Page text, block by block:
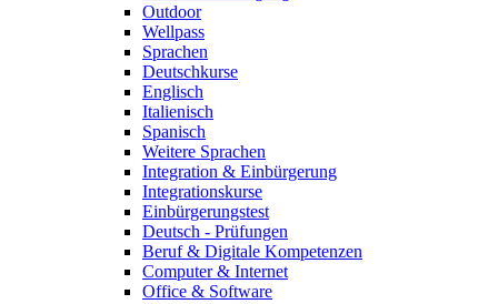
Outdoor
Wellpass
Sprachen
Deutschkurse
Englisch
Italienisch
Spanisch
Weitere Sprachen
Integration & Einbürgerung
Integrationskurse
Einbürgerungstest
Deutsch - Prüfungen
Beruf & Digitale Kompetenzen
Computer & Internet
Office & Software